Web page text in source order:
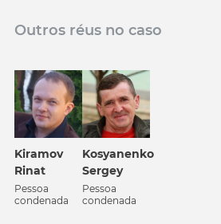
Outros réus no caso
Kiramov
Rinat
Pessoa
condenada
Kosyanenko
Sergey
Pessoa
condenada